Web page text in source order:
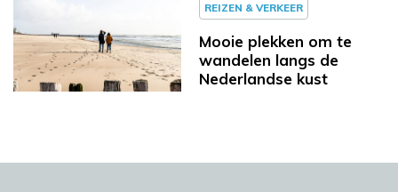
REIZEN & VERKEER
Mooie plekken om te
wandelen langs de
Nederlandse kust